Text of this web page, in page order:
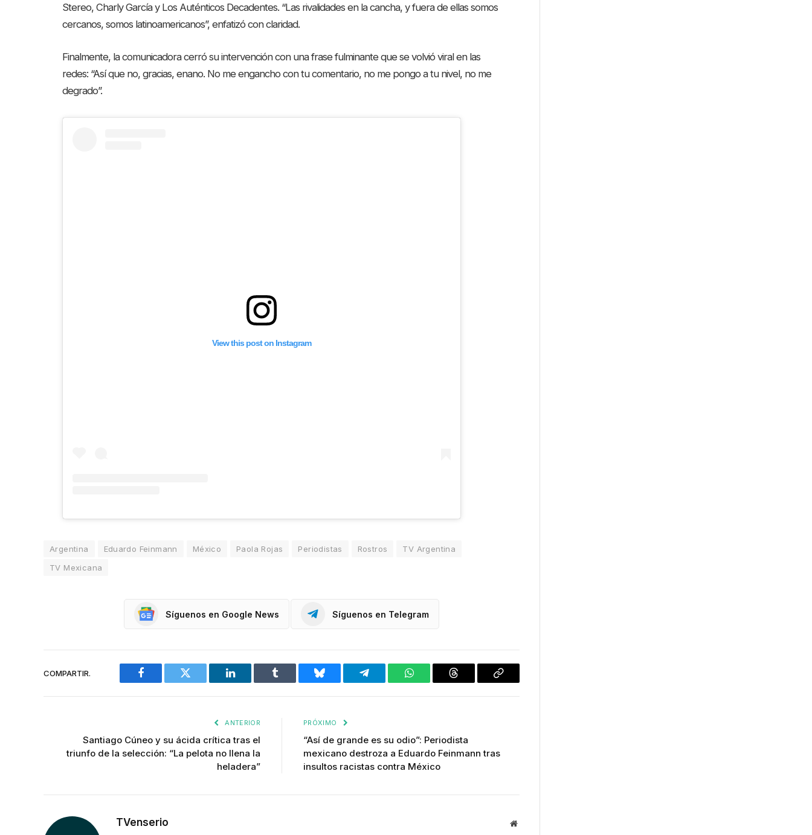
Stereo, Charly García y Los Auténticos Decadentes. “Las rivalidades en la cancha, y fuera de ellas somos
cercanos, somos latinoamericanos”, enfatizó con claridad.
Finalmente, la comunicadora cerró su intervención con una frase fulminante que se volvió viral en las
redes: “Así que no, gracias, enano. No me engancho con tu comentario, no me pongo a tu nivel, no me
degrado”.
View this post on Instagram
Argentina Eduardo Feinmann México Paola Rojas Periodistas Rostros
TV Argentina
TV Mexicana
Síguenos en Google News Síguenos en Telegram
COMPARTIR.
Facebook Twitter LinkedIn Tumblr Bluesky Telegram WhatsAppThreads
Copiar
ANTERIOR
Santiago Cúneo y su ácida crítica tras el
triunfo de la selección: “La pelota no llena la
heladera”
PRÓXIMO
“Así de grande es su odio”: Periodista
mexicano destroza a Eduardo Feinmann tras
insultos racistas contra México
TVenserio Website